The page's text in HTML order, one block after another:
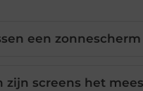
een
zijn screens het